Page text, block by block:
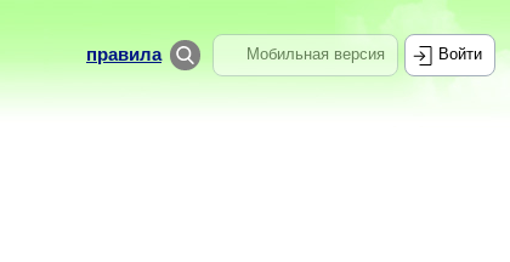
Мобильная версия
правила Войти